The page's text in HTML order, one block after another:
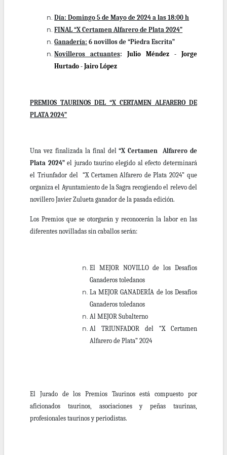
Día: Domingo 5 de Mayo de 2024 a las 18:00 h
FINAL “X Certamen Alfarero de Plata 2024”
Ganadería: 6 novillos de “Piedra Escrita”
Novilleros actuantes:Julio Méndez - Jorge
Hurtado - Jairo López
PREMIOS TAURINOS DEL “X CERTAMEN ALFARERO DE
PLATA 2024”
Una vez finalizada la final del“X Certamen Alfarero de
Plata 2024”el jurado taurino elegido al efecto determinará
el Triunfador del “X Certamen Alfarero de Plata 2024” que
organiza el Ayuntamiento de la Sagra recogiendo el relevo del
novillero Javier Zulueta ganador de la pasada edición.
Los Premios que se otorgarán y reconocerán la labor en las
diferentes novilladas sin caballos serán:
El MEJOR NOVILLO de los Desafios
Ganaderos toledanos
La MEJOR GANADERÍA de los Desafios
Ganaderos toledanos
Al MEJOR Subalterno
Al TRIUNFADOR del “X Certamen
Alfarero de Plata” 2024
El Jurado de los Premios Taurinos está compuesto por
aficionados taurinos, asociaciones y peñas taurinas,
profesionales taurinos y periodistas.